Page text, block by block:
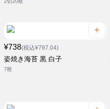
¥738(税込¥797.04)
姿焼き海苔 黒 白子
7枚